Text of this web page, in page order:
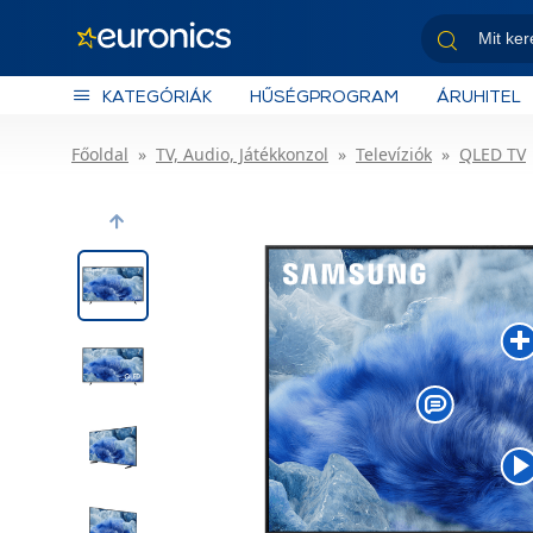
KATEGÓRIÁK HŰSÉGPROGRAM ÁRUHITEL
Főoldal TV, Audio, Játékkonzol Televíziók QLED TV
Previous